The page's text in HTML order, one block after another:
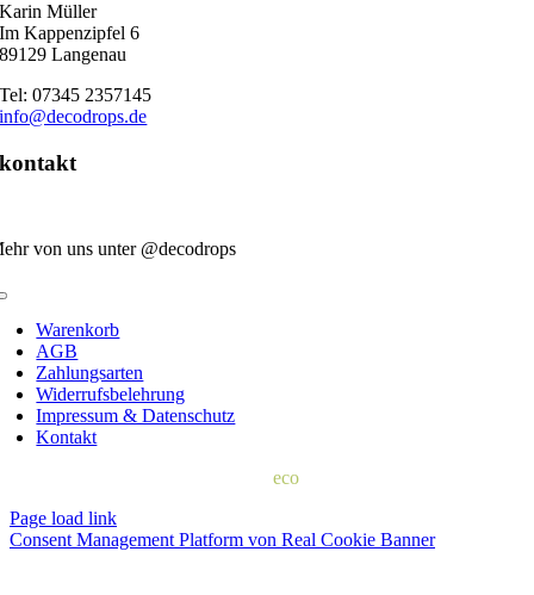
Karin Müller
Im Kappenzipfel 6
89129 Langenau
Tel: 07345 2357145
info@decodrops.de
kontakt
von uns unter @decodrops
Warenkorb
AGB
Zahlungsarten
Widerrufsbelehrung
Impressum & Datenschutz
Kontakt
eco
Page load link
Consent Management Platform von Real Cookie Banner